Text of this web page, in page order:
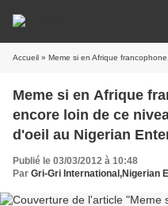
Accueil » Meme si en Afrique francophone, nous sommes encore loin
Meme si en Afrique
encore loin de ce
d'oeil au Nigerian
2011
Publié le 03/03/2012 à 10:48
Par Gri-Gri International,Nigerian